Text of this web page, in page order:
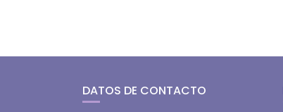
DATOS DE CONTACTO